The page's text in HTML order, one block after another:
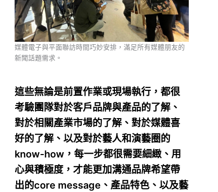
媒體電子與平面聯訪時間巧妙安排，滿足所有媒體朋友的
新聞話題需求。
這些無論是前置作業或現場執行，都很
考驗團隊對於客戶品牌與產品的了解、
對於相關產業市場的了解、對於媒體喜
好的了解、以及對於藝人和演藝圈的
know-how，每一步都很需要細緻、用
心與積極度，才能更加溝通品牌希望帶
出的core message、產品特色、以及藝